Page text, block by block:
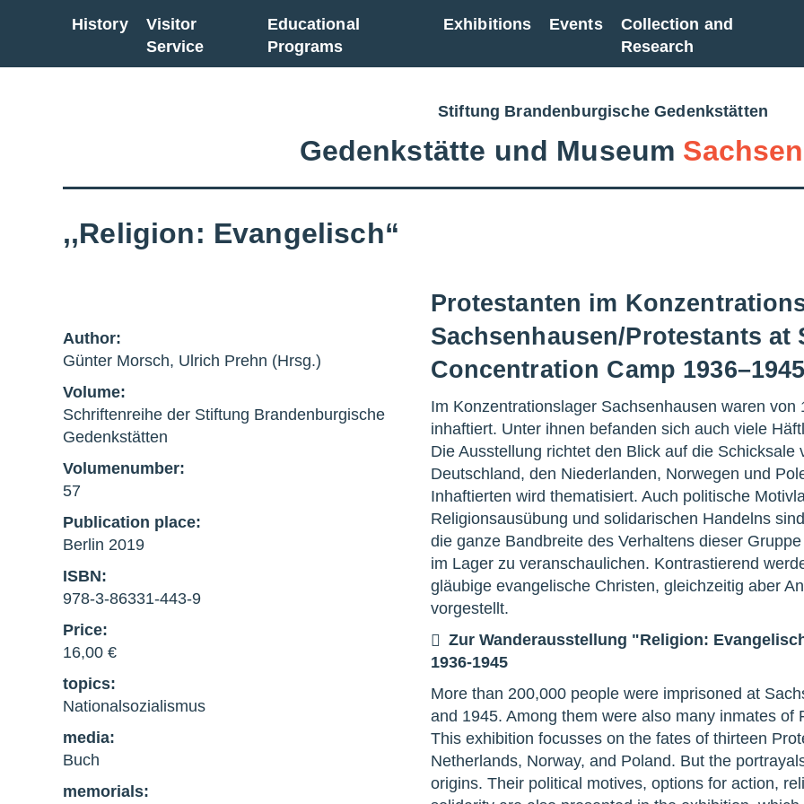
History
Visitor
Service
Educational
Programs
Exhibitions Events
Collection and
Research
Go back to overview
Stiftung Brandenburgische Gedenkstätten
Gedenkstätte und Museum
,,Religion: Evangelisch“
Protestanten im
Sachsenhausen/Protestants at
Concentration Camp 1936–1945
Im Konzentrationslager Sachsenhausen waren
inhaftiert. Unter ihnen befanden sich auch viele
Die Ausstellung richtet den Blick auf die
Deutschland, den Niederlanden, Norwegen und
Inhaftierten wird thematisiert. Auch politische
Religionsausübung und solidarischen Handelns
die ganze Bandbreite des Verhaltens dieser
im Lager zu veranschaulichen. Kontrastierend
gläubige evangelische Christen, gleichzeitig aber
vorgestellt.
Zur Wanderausstellung "Religion:
1936-1945
More than 200,000 people were imprisoned at
and 1945. Among them were also many inmates of
This exhibition focusses on the fates of thirteen
Netherlands, Norway, and Poland. But the
origins. Their political motives, options for action,
Author:
Günter Morsch, Ulrich Prehn (Hrsg.)
Volume:
Schriftenreihe der Stiftung Brandenburgische
Gedenkstätten
Volumenumber:
57
Publication place:
Berlin 2019
ISBN:
978-3-86331-443-9
Price:
16,00 €
topics:
Nationalsozialismus
media:
Buch
memorials: